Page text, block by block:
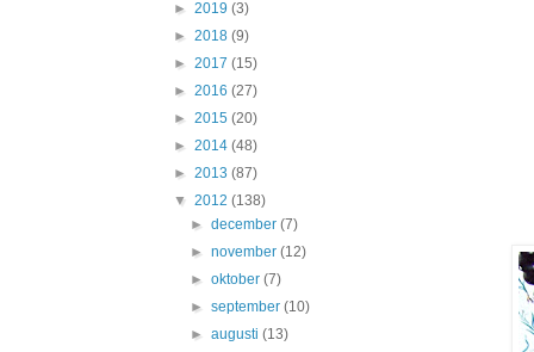
► 2019 (3)
► 2018 (9)
► 2017 (15)
► 2016 (27)
► 2015 (20)
► 2014 (48)
► 2013 (87)
▼ 2012 (138)
►december(7)
►november(12)
►oktober(7)
►september(10)
►augusti(13)